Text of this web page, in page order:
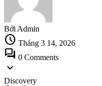
Bởi Admin
schedule Tháng 3 14, 2026
forum 0 Comments
expand_more
Discovery